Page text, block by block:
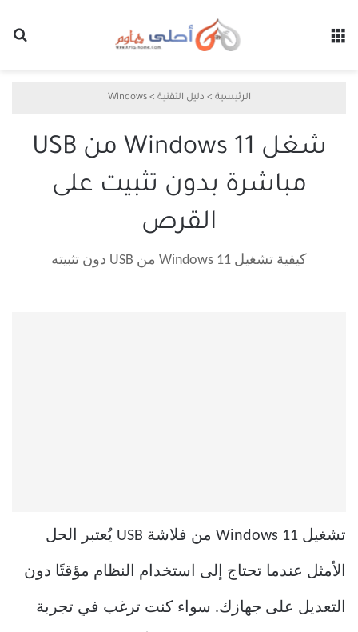
الرئيسية > دليل التقنية >
Windows
شغل Windows 11 من USB
مباشرة بدون تثبيت على
القرص
كيفية تشغيل Windows 11 من USB دون تثبيته
تشغيل Windows 11 من فلاشة USB يُعتبر الحل
الأمثل عندما تحتاج إلى استخدام النظام مؤقتًا دون
التعديل على جهازك. سواء كنت ترغب في تجربة